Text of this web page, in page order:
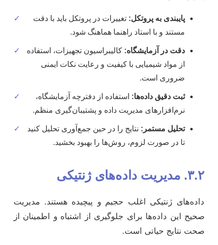
✓ پایبندی به پروتکل: تغییرات در پروتکل باید با دقت
مستند و با استاد راهنما هماهنگ شود.
✓ دقت در آزمایشگاه: کالیبراسیون تجهیزات، استفاده
از مواد شیمیایی با کیفیت و رعایت نکات ایمنی
ضروری است.
✓ ثبت دقیق داده‌ها: استفاده از دفترچه آزمایشگاه،
نرم‌افزارهای مدیریت داده و پشتیبان‌گیری منظم.
✓ تحلیل مستمر: نتایج را در حین جمع‌آوری تحلیل کنید
تا در صورت لزوم، روش‌ها را بهبود بخشید.
۳.۲. مدیریت داده‌های ژنتیکی
داده‌های ژنتیکی اغلب حجیم و پیچیده هستند. مدیریت
صحیح این داده‌ها برای جلوگیری از اشتباه و اطمینان از
صحت نتایج حیاتی است.